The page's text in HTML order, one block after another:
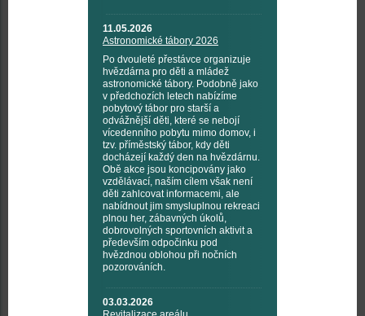
11.05.2026
Astronomické tábory 2026
Po dvouleté přestávce organizuje
hvězdárna pro děti a mládež
astronomické tábory. Podobně jako
v předchozích letech nabízíme
pobytový tábor pro starší a
odvážnější děti, které se nebojí
vícedenního pobytu mimo domov, i
tzv. příměstský tábor, kdy děti
docházejí každý den na hvězdárnu.
Obě akce jsou koncipovány jako
vzdělávací, naším cílem však není
děti zahlcovat informacemi, ale
nabídnout jim smysluplnou rekreaci
plnou her, zábavných úkolů,
dobrovolných sportovních aktivit a
především odpočinku pod
hvězdnou oblohou při nočních
pozorováních.
03.03.2026